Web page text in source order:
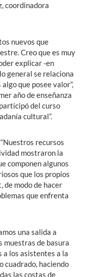
coordinadora
nuevos que
Creo que es muy
explicar -en
general se relaciona
que posee valor”,
año de enseñanza
del curso
cultural”.
recursos
mostraron la
componen algunos
que los propios
modo de hacer
que enfrenta
una salida a
muestras de basura
a los asistentes a la
cuadrado, haciendo
las costas de